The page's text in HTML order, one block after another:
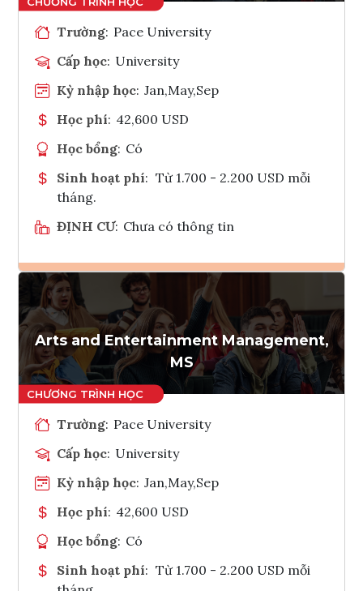
Trường: Pace University
Cấp học: University
Kỳ nhập học: Jan,May,Sep
Học phí: 42,600 USD
Học bổng: Có
Sinh hoạt phí: Từ 1.700 - 2.200 USD mỗi
tháng.
ĐỊNH CƯ: Chưa có thông tin
Ghi danh
Tham vấn Interlink
Arts and Entertainment Management,
MS
Trường: Pace University
Cấp học: University
Kỳ nhập học: Jan,May,Sep
Học phí: 42,600 USD
Học bổng: Có
Sinh hoạt phí: Từ 1.700 - 2.200 USD mỗi